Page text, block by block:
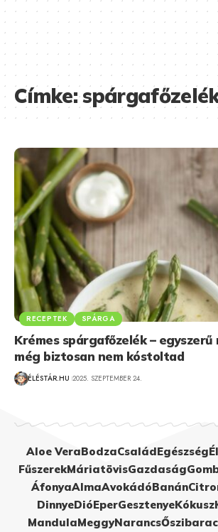
Címke:
RECEPTEK SPÁRGA
Krémes spárgafőzelék –
még biztosan nem kóstoltad
ÉLÉSTÁR.HU 2025. SZEPTEMBER 24.
Aloe VeraBodzaCsaládEgészség
FűszerekMáriatövisGazdaság
ÁfonyaAlmaAvokádóBanán
DinnyeDióEperGesztenyeKókusz
MandulaMeggyNarancs